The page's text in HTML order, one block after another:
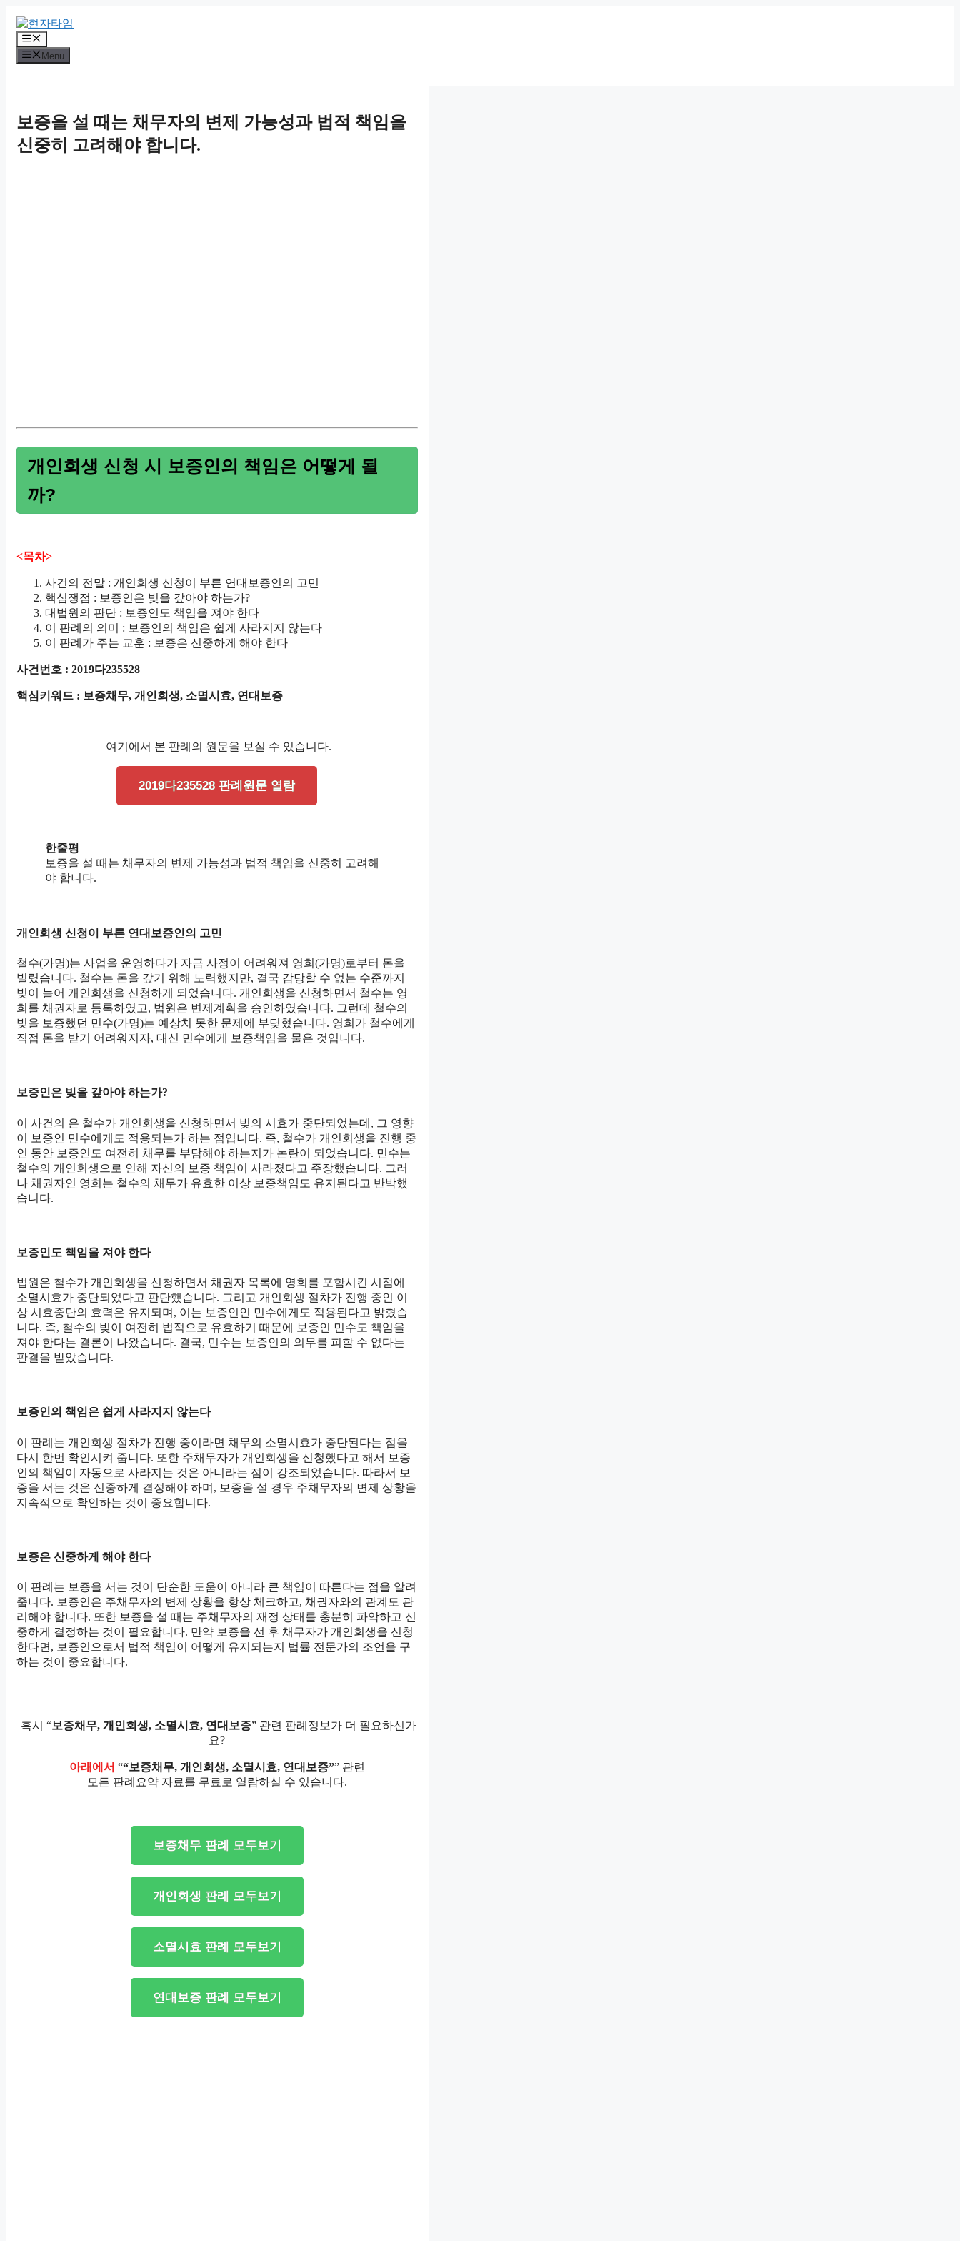
content Menu
Menu
보증을 설 때는 채무자의 변제 가능성과 법적 책임을
신중히 고려해야 합니다.
개인회생 신청 시 보증인의 책임은 어떻게 될
까?
<목차>
사건의 전말 : 개인회생 신청이 부른 연대보증인의 고민
핵심쟁점 : 보증인은 빚을 갚아야 하는가?
대법원의 판단 : 보증인도 책임을 져야 한다
이 판례의 의미 : 보증인의 책임은 쉽게 사라지지 않는다
이 판례가 주는 교훈 : 보증은 신중하게 해야 한다
사건번호 : 2019다235528
핵심키워드 : 보증채무, 개인회생, 소멸시효, 연대보증
여기에서 본 판례의 원문을 보실 수 있습니다.
2019다235528 판례원문 열람
한줄평
보증을 설 때는 채무자의 변제 가능성과 법적 책임을 신중히 고려해
야 합니다.
개인회생 신청이 부른 연대보증인의 고민
철수(가명)는 사업을 운영하다가 자금 사정이 어려워져 영희(가명)로부터 돈을
빌렸습니다. 철수는 돈을 갚기 위해 노력했지만, 결국 감당할 수 없는 수준까지
빚이 늘어 개인회생을 신청하게 되었습니다. 개인회생을 신청하면서 철수는 영
희를 채권자로 등록하였고, 법원은 변제계획을 승인하였습니다. 그런데 철수의
빚을 보증했던 민수(가명)는 예상치 못한 문제에 부딪혔습니다. 영희가 철수에게
직접 돈을 받기 어려워지자, 대신 민수에게 보증책임을 물은 것입니다.
보증인은 빚을 갚아야 하는가?
이 사건의 은 철수가 개인회생을 신청하면서 빚의 시효가 중단되었는데, 그 영향
이 보증인 민수에게도 적용되는가 하는 점입니다. 즉, 철수가 개인회생을 진행 중
인 동안 보증인도 여전히 채무를 부담해야 하는지가 논란이 되었습니다. 민수는
철수의 개인회생으로 인해 자신의 보증 책임이 사라졌다고 주장했습니다. 그러
나 채권자인 영희는 철수의 채무가 유효한 이상 보증책임도 유지된다고 반박했
습니다.
보증인도 책임을 져야 한다
법원은 철수가 개인회생을 신청하면서 채권자 목록에 영희를 포함시킨 시점에
소멸시효가 중단되었다고 판단했습니다. 그리고 개인회생 절차가 진행 중인 이
상 시효중단의 효력은 유지되며, 이는 보증인인 민수에게도 적용된다고 밝혔습
니다. 즉, 철수의 빚이 여전히 법적으로 유효하기 때문에 보증인 민수도 책임을
져야 한다는 결론이 나왔습니다. 결국, 민수는 보증인의 의무를 피할 수 없다는
판결을 받았습니다.
보증인의 책임은 쉽게 사라지지 않는다
이 판례는 개인회생 절차가 진행 중이라면 채무의 소멸시효가 중단된다는 점을
다시 한번 확인시켜 줍니다. 또한 주채무자가 개인회생을 신청했다고 해서 보증
인의 책임이 자동으로 사라지는 것은 아니라는 점이 강조되었습니다. 따라서 보
증을 서는 것은 신중하게 결정해야 하며, 보증을 설 경우 주채무자의 변제 상황을
지속적으로 확인하는 것이 중요합니다.
보증은 신중하게 해야 한다
이 판례는 보증을 서는 것이 단순한 도움이 아니라 큰 책임이 따른다는 점을 알려
줍니다. 보증인은 주채무자의 변제 상황을 항상 체크하고, 채권자와의 관계도 관
리해야 합니다. 또한 보증을 설 때는 주채무자의 재정 상태를 충분히 파악하고 신
중하게 결정하는 것이 필요합니다. 만약 보증을 선 후 채무자가 개인회생을 신청
한다면, 보증인으로서 법적 책임이 어떻게 유지되는지 법률 전문가의 조언을 구
하는 것이 중요합니다.
혹시 “보증채무, 개인회생, 소멸시효, 연대보증” 관련 판례정보가 더 필요하신가
요?
아래에서 ““보증채무, 개인회생, 소멸시효, 연대보증”” 관련
모든 판례요약 자료를 무료로 열람하실 수 있습니다.
보증채무 판례 모두보기
개인회생 판례 모두보기
소멸시효 판례 모두보기
연대보증 판례 모두보기